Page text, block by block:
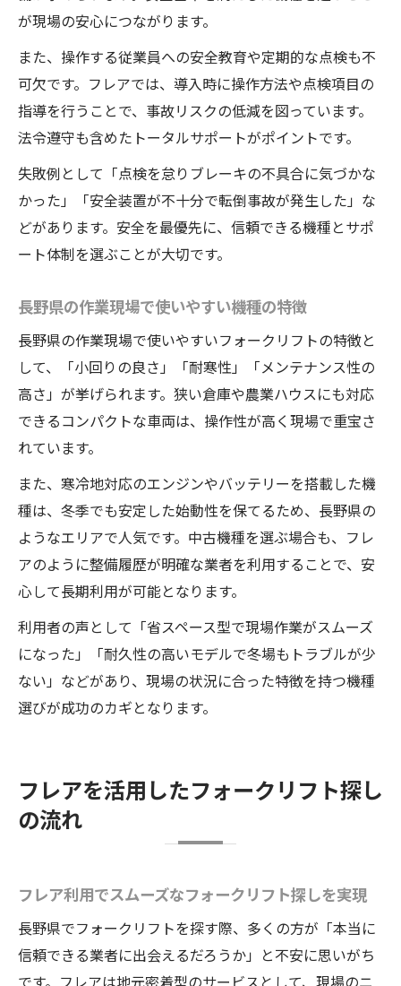
現場に最適な中古フォークリフト選定術
が現場の安心につながります。
また、操作する従業員への安全教育や定期的な点検も不
可欠です。フレアでは、導入時に操作方法や点検項目の
指導を行うことで、事故リスクの低減を図っています。
法令遵守も含めたトータルサポートがポイントです。
失敗例として「点検を怠りブレーキの不具合に気づかな
かった」「安全装置が不十分で転倒事故が発生した」な
どがあります。安全を最優先に、信頼できる機種とサポ
ート体制を選ぶことが大切です。
長野県の作業現場で使いやすい機種の特徴
長野県の作業現場で使いやすいフォークリフトの特徴と
して、「小回りの良さ」「耐寒性」「メンテナンス性の
高さ」が挙げられます。狭い倉庫や農業ハウスにも対応
できるコンパクトな車両は、操作性が高く現場で重宝さ
れています。
また、寒冷地対応のエンジンやバッテリーを搭載した機
種は、冬季でも安定した始動性を保てるため、長野県の
ようなエリアで人気です。中古機種を選ぶ場合も、フレ
アのように整備履歴が明確な業者を利用することで、安
心して長期利用が可能となります。
利用者の声として「省スペース型で現場作業がスムーズ
になった」「耐久性の高いモデルで冬場もトラブルが少
ない」などがあり、現場の状況に合った特徴を持つ機種
選びが成功のカギとなります。
フレアを活用したフォークリフト探し
の流れ
フレア利用でスムーズなフォークリフト探しを実現
長野県でフォークリフトを探す際、多くの方が「本当に
信頼できる業者に出会えるだろうか」と不安に思いがち
です。フレアは地元密着型のサービスとして、現場のニ